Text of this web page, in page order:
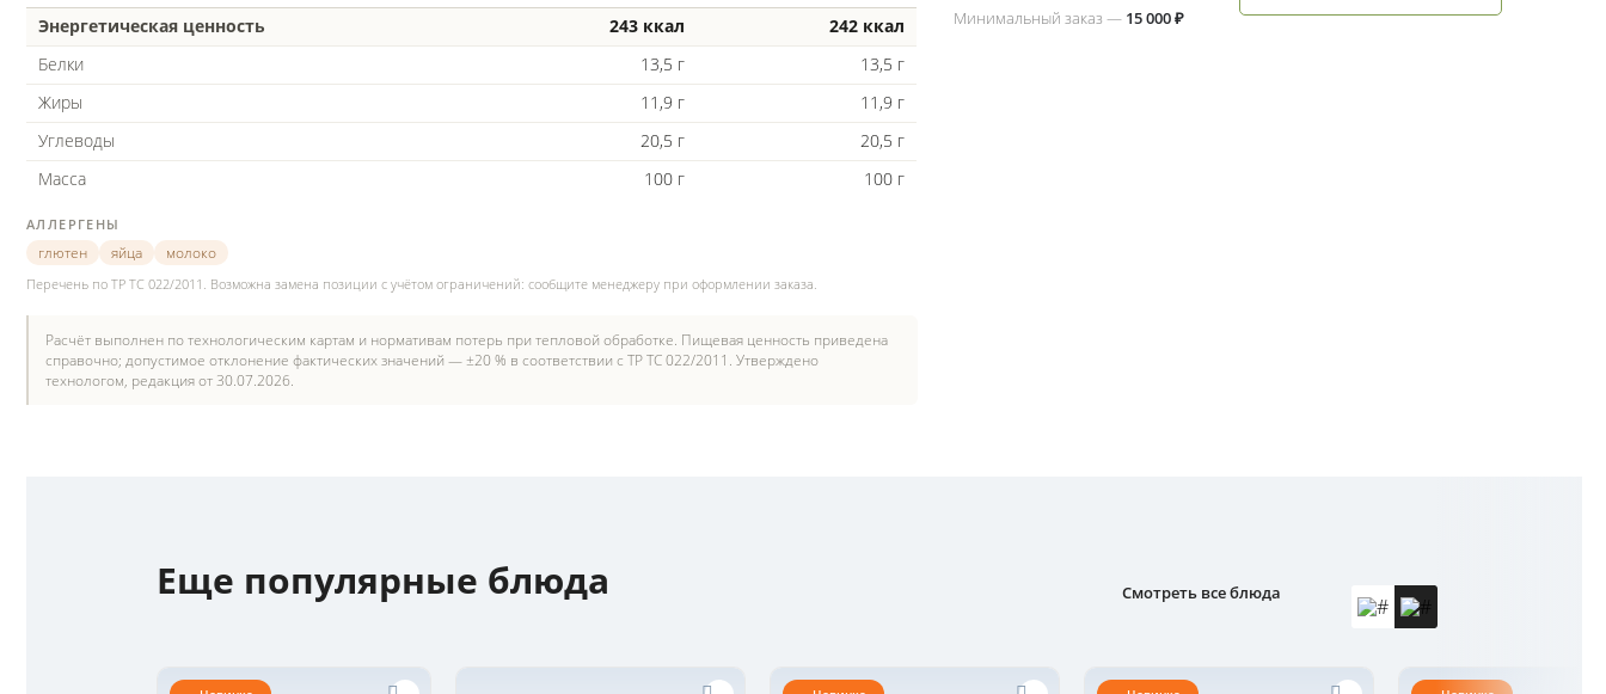
Энергетическая ценность 243 ккал
242 ккал
Белки
13,5 г
13,5 г
Жиры
11,9 г
11,9 г
Углеводы
20,5 г
20,5 г
Масса
100 г 100 г
АЛЛЕРГЕНЫ
глютен
яйца
молоко
Перечень по ТР ТС 022/2011. Возможна замена позиции с учётом ограничений: сообщите менеджеру при оформлении заказа.
Расчёт выполнен по технологическим картам и нормативам потерь при тепловой обработке. Пищевая ценность приведена
справочно; допустимое отклонение фактических значений — ±20 % в соответствии с ТР ТС 022/2011. Утверждено
технологом, редакция от 30.07.2026.
Минимальный заказ — 15 000 ₽
Еще популярные блюда Смотреть все блюда